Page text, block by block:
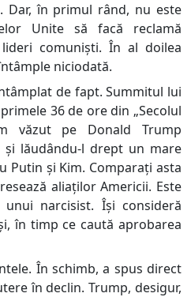
Dar, în primul rând, nu este
Unite să facă reclamă
comuniști. În al doilea
niciodată.
de fapt. Summitul lui
36 de ore din „Secolul
văzut pe Donald Trump
și lăudându-l drept un mare
Putin și Kim. Comparați asta
aliaților Americii. Este
narcisist. Își consideră
în timp ce caută aprobarea
În schimb, a spus direct
în declin. Trump, desigur,